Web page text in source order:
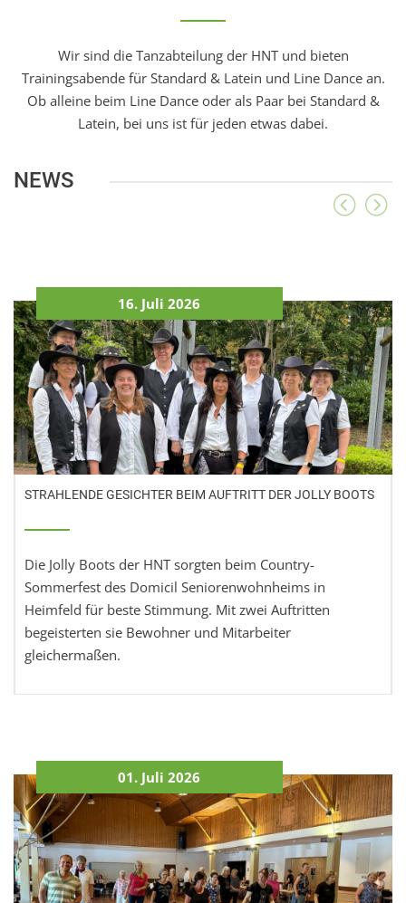
Wir sind die Tanzabteilung der HNT und bieten
Trainingsabende für Standard & Latein und Line Dance an.
Ob alleine beim Line Dance oder als Paar bei Standard &
Latein, bei uns ist für jeden etwas dabei.
NEWS
16. Juli 2026
STRAHLENDE GESICHTER BEIM AUFTRITT DER JOLLY BOOTS
Die Jolly Boots der HNT sorgten beim Country-
Sommerfest des Domicil Seniorenwohnheims in
Heimfeld für beste Stimmung. Mit zwei Auftritten
begeisterten sie Bewohner und Mitarbeiter
gleichermaßen.
01. Juli 2026